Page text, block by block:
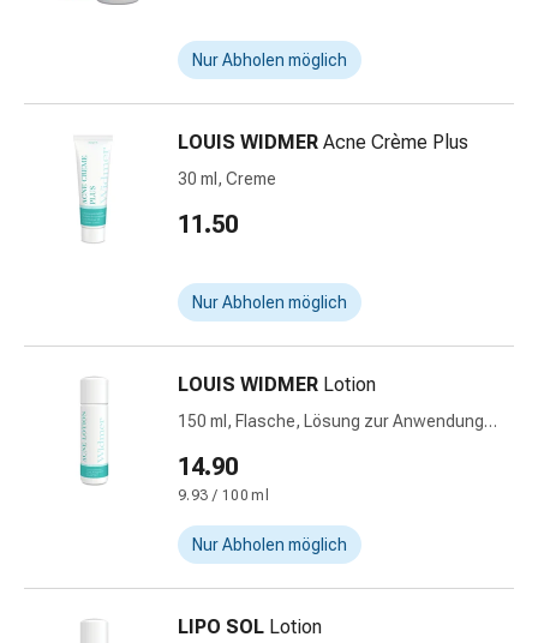
Gazen
Kompressionsbinden
Pflaster
Pflasterbinden,
Zubehör
Netzverbände
Sonnenbrand
Wundauflagen
Wundbehandlung
Wundsprays
Wundverschlussstreifen
Nur Abholen möglich
LOUIS WIDMER Acne Crème Plus
30 ml, Creme
11.50
Nur Abholen möglich
LOUIS WIDMER Lotion
150 ml, Flasche, Lösung zur Anwendung
14.90
9.93 / 100 ml
Nur Abholen möglich
LIPO SOL Lotion